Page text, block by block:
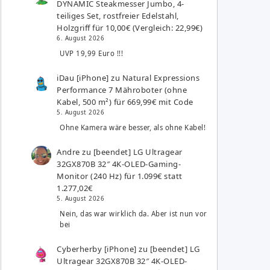
DYNAMIC Steakmesser Jumbo, 4-
teiliges Set, rostfreier Edelstahl,
Holzgriff für 10,00€ (Vergleich: 22,99€)
6. August 2026
UVP 19,99 Euro !!!
iDau [iPhone] zu Natural Expressions
Performance 7 Mähroboter (ohne
Kabel, 500 m²) für 669,99€ mit Code
5. August 2026
Ohne Kamera wäre besser, als ohne Kabel!
Andre zu [beendet] LG Ultragear
32GX870B 32″ 4K-OLED-Gaming-
Monitor (240 Hz) für 1.099€ statt
1.277,02€
5. August 2026
Nein, das war wirklich da. Aber ist nun vor
bei
Cyberherby [iPhone] zu [beendet] LG
Ultragear 32GX870B 32″ 4K-OLED-